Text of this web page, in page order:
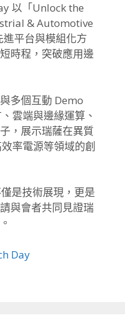
以「Unlock the
& Automotive
平台與模組化方
時程，突破應用邊
多個互動 Demo
雲端與邊緣運算、
，展示瑞薩在異質
率電源等領域的創
是技術展現，更是
與會者共同見證瑞
Day